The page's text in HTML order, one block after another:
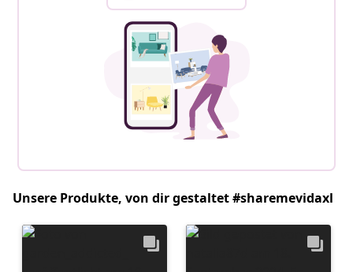
Unsere Produkte, von dir gestaltet #sharemevidaxl